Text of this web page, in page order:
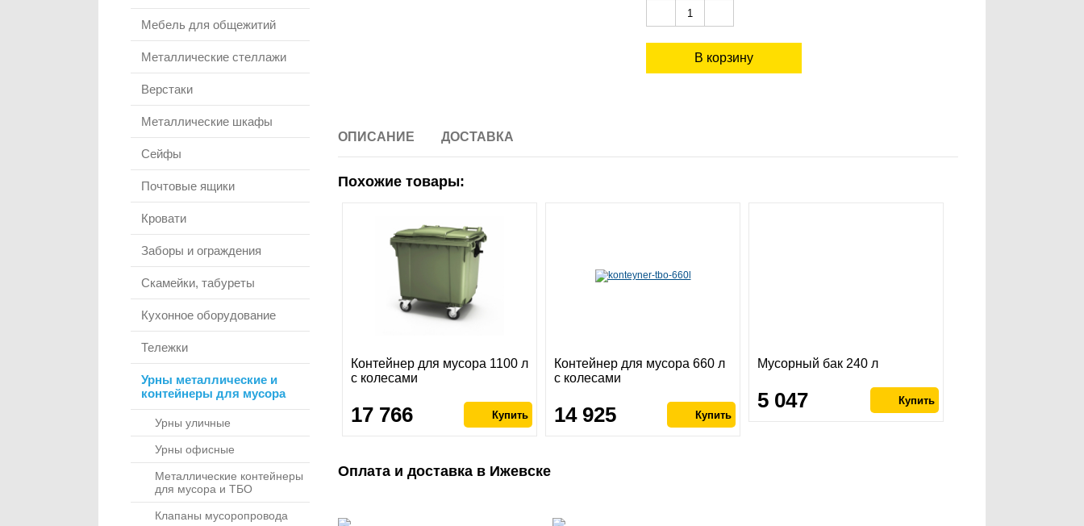
Мебель для общежитий
Металлические стеллажи
Верстаки
Металлические шкафы
Сейфы
Почтовые ящики
Кровати
Заборы и ограждения
Скамейки, табуреты
Кухонное оборудование
Тележки
Урны металлические и
контейнеры для мусора
Урны уличные
Урны офисные
Металлические контейнеры
для мусора и ТБО
Клапаны мусоропровода
ОПИСАНИЕ ДОСТАВКА
Похожие товары:
Контейнер для мусора 1100 л
c колесами
17 766
Контейнер для мусора 660 л
с колесами
14 925
Мусорный бак 240 л
5 047
Оплата и доставка в Ижевске